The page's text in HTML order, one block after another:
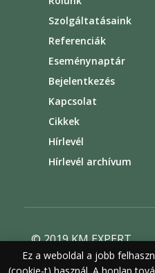
Szolgáltatásaink
Referenciák
Eseménynaptár
Bejelentkezés
Kapcsolat
Cikkek
Hírlevél
Hírlevél archívum
© 2019 KM EXPERT
Általános szerződési
Ez a weboldal a jobb